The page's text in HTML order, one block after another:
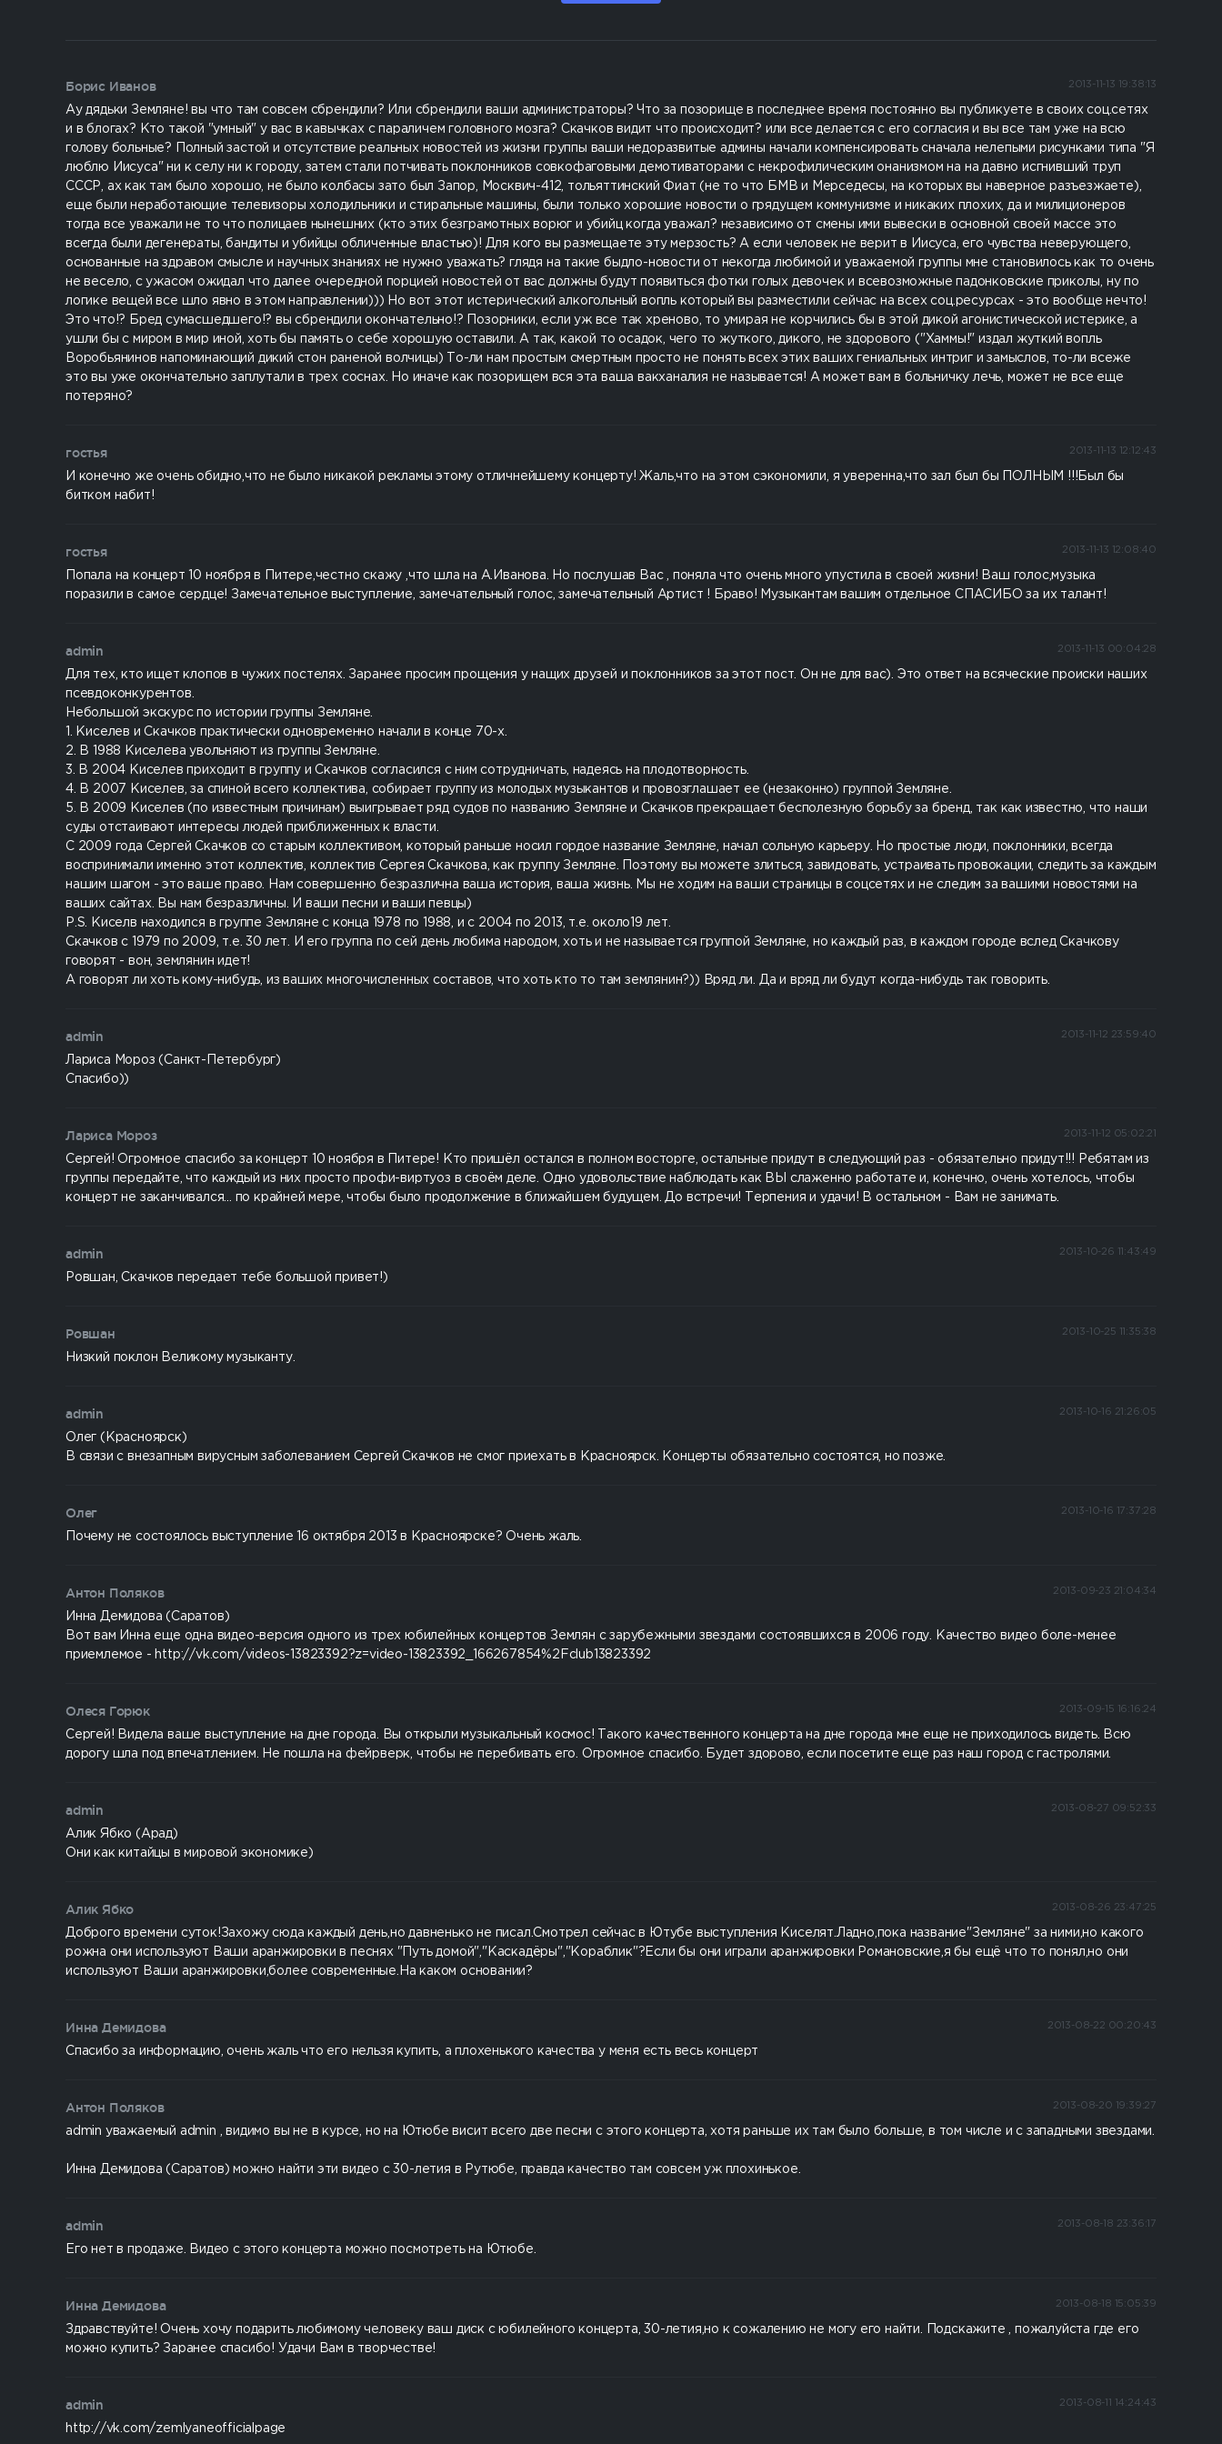
Борис Иванов 2013-11-13 19:38:13
Ау дядьки Земляне! вы что там совсем сбрендили? Или сбрендили ваши администраторы? Что за позорище в последнее время постоянно вы публикуете в своих соц.сетях
и в блогах? Кто такой "умный" у вас в кавычках с параличем головного мозга? Скачков видит что происходит? или все делается с его согласия и вы все там уже на всю
голову больные? Полный застой и отсутствие реальных новостей из жизни группы ваши недоразвитые админы начали компенсировать сначала нелепыми рисунками типа "Я
люблю Иисуса" ни к селу ни к городу, затем стали потчивать поклонников совкофаговыми демотиваторами с некрофилическим онанизмом на на давно исгнивший труп
СССР, ах как там было хорошо, не было колбасы зато был Запор, Москвич-412, тольяттинский Фиат (не то что БМВ и Мерседесы, на которых вы наверное разъезжаете),
еще были неработающие телевизоры холодильники и стиральные машины, были только хорошие новости о грядущем коммунизме и никаких плохих, да и милиционеров
тогда все уважали не то что полицаев нынешних (кто этих безграмотных ворюг и убийц когда уважал? независимо от смены ими вывески в основной своей массе это
всегда были дегенераты, бандиты и убийцы обличенные властью)! Для кого вы размещаете эту мерзость? А если человек не верит в Иисуса, его чувства неверующего,
основанные на здравом смысле и научных знаниях не нужно уважать? глядя на такие быдло-новости от некогда любимой и уважаемой группы мне становилось как то очень
не весело, с ужасом ожидал что далее очередной порцией новостей от вас должны будут появиться фотки голых девочек и всевозможные падонковские приколы, ну по
логике вещей все шло явно в этом направлении))) Но вот этот истерический алкогольный вопль который вы разместили сейчас на всех соц.ресурсах - это вообще нечто!
Это что!? Бред сумасшедшего!? вы сбрендили окончательно!? Позорники, если уж все так хреново, то умирая не корчились бы в этой дикой агонистической истерике, а
ушли бы с миром в мир иной, хоть бы память о себе хорошую оставили. А так, какой то осадок, чего то жуткого, дикого, не здорового ("Хаммы!" издал жуткий вопль
Воробьянинов напоминающий дикий стон раненой волчицы) То-ли нам простым смертным просто не понять всех этих ваших гениальных интриг и замыслов, то-ли всеже
это вы уже окончательно заплутали в трех соснах. Но иначе как позорищем вся эта ваша вакханалия не называется! А может вам в больничку лечь, может не все еще
потеряно?
гостья 2013-11-13 12:12:43
И конечно же очень обидно,что не было никакой рекламы этому отличнейшему концерту! Жаль,что на этом сэкономили, я уверенна,что зал был бы ПОЛНЫМ !!!Был бы
битком набит!
гостья 2013-11-13 12:08:40
Попала на концерт 10 ноября в Питере,честно скажу ,что шла на А.Иванова. Но послушав Вас , поняла что очень много упустила в своей жизни! Ваш голос,музыка
поразили в самое сердце! Замечательное выступление, замечательный голос, замечательный Артист ! Браво! Музыкантам вашим отдельное СПАСИБО за их талант!
admin 2013-11-13 00:04:28
Для тех, кто ищет клопов в чужих постелях. Заранее просим прощения у нащих друзей и поклонников за этот пост. Он не для вас). Это ответ на всяческие происки наших
псевдоконкурентов.
Небольшой экскурс по истории группы Земляне.
1. Киселев и Скачков практически одновременно начали в конце 70-х.
2. В 1988 Киселева увольняют из группы Земляне.
3. В 2004 Киселев приходит в группу и Скачков согласился с ним сотрудничать, надеясь на плодотворность.
4. В 2007 Киселев, за спиной всего коллектива, собирает группу из молодых музыкантов и провозглашает ее (незаконно) группой Земляне.
5. В 2009 Киселев (по известным причинам) выигрывает ряд судов по названию Земляне и Скачков прекращает бесполезную борьбу за бренд, так как известно, что наши
суды отстаивают интересы людей приближенных к власти.
С 2009 года Сергей Скачков со старым коллективом, который раньше носил гордое название Земляне, начал сольную карьеру. Но простые люди, поклонники, всегда
воспринимали именно этот коллектив, коллектив Сергея Скачкова, как группу Земляне. Поэтому вы можете злиться, завидовать, устраивать провокации, следить за каждым
нашим шагом - это ваше право. Нам совершенно безразлична ваша история, ваша жизнь. Мы не ходим на ваши страницы в соцсетях и не следим за вашими новостями на
ваших сайтах. Вы нам безразличны. И ваши песни и ваши певцы)
P.S. Киселв находился в группе Земляне с конца 1978 по 1988, и с 2004 по 2013, т.е. около19 лет.
Скачков с 1979 по 2009, т.е. 30 лет. И его группа по сей день любима народом, хоть и не называется группой Земляне, но каждый раз, в каждом городе вслед Скачкову
говорят - вон, землянин идет!
А говорят ли хоть кому-нибудь, из ваших многочисленных составов, что хоть кто то там землянин?)) Вряд ли. Да и вряд ли будут когда-нибудь так говорить.
admin 2013-11-12 23:59:40
Лариса Мороз (Санкт-Петербург)
Спасибо))
Лариса Мороз 2013-11-12 05:02:21
Сергей! Огромное спасибо за концерт 10 ноября в Питере! Кто пришёл остался в полном восторге, остальные придут в следующий раз - обязательно придут!!! Ребятам из
группы передайте, что каждый из них просто профи-виртуоз в своём деле. Одно удовольствие наблюдать как ВЫ слаженно работате и, конечно, очень хотелось, чтобы
концерт не заканчивался... по крайней мере, чтобы было продолжение в ближайшем будущем. До встречи! Терпения и удачи! В остальном - Вам не занимать.
admin 2013-10-26 11:43:49
Ровшан, Скачков передает тебе большой привет!)
Ровшан 2013-10-25 11:35:38
Низкий поклон Великому музыканту.
admin 2013-10-16 21:26:05
Олег (Красноярск)
В связи с внезапным вирусным заболеванием Сергей Скачков не смог приехать в Красноярск. Концерты обязательно состоятся, но позже.
Олег 2013-10-16 17:37:28
Почему не состоялось выступление 16 октября 2013 в Красноярске? Очень жаль.
Антон Поляков 2013-09-23 21:04:34
Инна Демидова (Саратов)
Вот вам Инна еще одна видео-версия одного из трех юбилейных концертов Землян с зарубежными звездами состоявшихся в 2006 году. Качество видео боле-менее
приемлемое - http://vk.com/videos-13823392?z=video-13823392_166267854%2Fclub13823392
Олеся Горюк 2013-09-15 16:16:24
Сергей! Видела ваше выступление на дне города. Вы открыли музыкальный космос! Такого качественного концерта на дне города мне еще не приходилось видеть. Всю
дорогу шла под впечатлением. Не пошла на фейрверк, чтобы не перебивать его. Огромное спасибо. Будет здорово, если посетите еще раз наш город с гастролями.
admin 2013-08-27 09:52:33
Алик Ябко (Арад)
Они как китайцы в мировой экономике)
Алик Ябко 2013-08-26 23:47:25
Доброго времени суток!Захожу сюда каждый день,но давненько не писал.Смотрел сейчас в Ютубе выступления Киселят.Ладно,пока название"Земляне" за ними,но какого
рожна они используют Ваши аранжировки в песнях "Путь домой","Каскадёры","Кораблик"?Если бы они играли аранжировки Романовские,я бы ещё что то понял,но они
используют Ваши аранжировки,более современные.На каком основании?
Инна Демидова 2013-08-22 00:20:43
Спасибо за информацию, очень жаль что его нельзя купить, а плохенького качества у меня есть весь концерт
Антон Поляков 2013-08-20 19:39:27
admin уважаемый admin , видимо вы не в курсе, но на Ютюбе висит всего две песни с этого концерта, хотя раньше их там было больше, в том числе и с западными звездами.
Инна Демидова (Саратов) можно найти эти видео с 30-летия в Рутюбе, правда качество там совсем уж плохинькое.
admin 2013-08-18 23:36:17
Его нет в продаже. Видео с этого концерта можно посмотреть на Ютюбе.
Инна Демидова 2013-08-18 15:05:39
Здравствуйте! Очень хочу подарить любимому человеку ваш диск с юбилейного концерта, 30-летия,но к сожалению не могу его найти. Подскажите , пожалуйста где его
можно купить? Заранее спасибо! Удачи Вам в творчестве!
admin 2013-08-11 14:24:43
http://vk.com/zemlyaneofficialpage